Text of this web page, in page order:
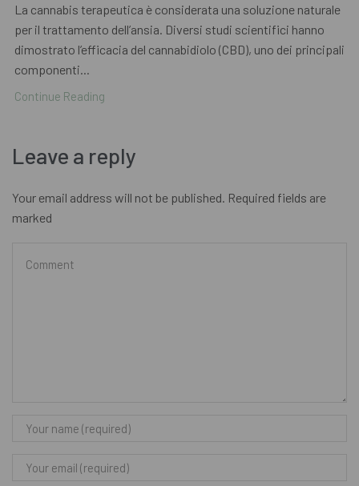
La cannabis terapeutica è considerata una soluzione naturale
per il trattamento dell’ansia. Diversi studi scientifici hanno
dimostrato l’efficacia del cannabidiolo (CBD), uno dei principali
componenti...
Continue Reading
Leave a reply
Your email address will not be published. Required fields are
marked